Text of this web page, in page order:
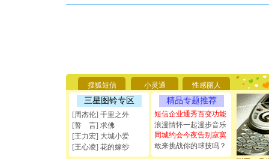
搜狐短信 小灵通 性感丽人
三星图铃专区
[周杰伦] 千里之外
[誓 言] 求佛
[王力宏] 大城小爱
[王心凌] 花的嫁纱
精品专题推荐
短信企业通秀百变功能
浪漫情怀一起漫步音乐
同城约会今夜告别寂寞
敢来挑战你的球技吗？
你太多，
要平安
[圣诞节]
能正大光
天都要快
[圣诞节]
如意,快
[元旦]看
断电。爱